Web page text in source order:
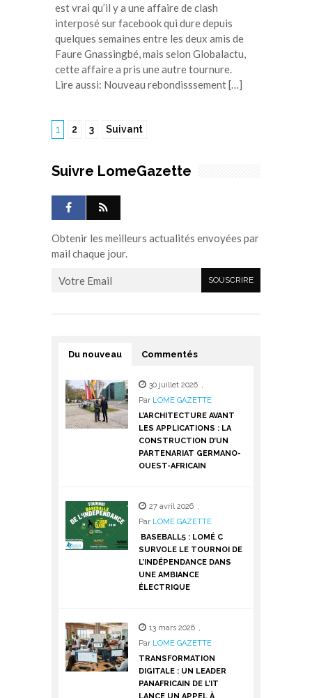
est vrai qu’il y a une affaire de clash
interposé sur facebook qui dure depuis
quelques semaines entre les deux amis de
Faure Gnassingbé, mais selon Globalactu,
cette affaire a pris une autre tournure.
Lire aussi: Nouveau rebondisssement […]
1 2 3 Suivant
Suivre LomeGazette
Obtenir les meilleurs actualités envoyées par
mail chaque jour.
Du nouveau Commentés
30 juillet 2026 ,
Par LOME GAZETTE
L’ARCHITECTURE AVANT
LES APPLICATIONS : LA
CONSTRUCTION D’UN
PARTENARIAT GERMANO-
OUEST-AFRICAIN
27 avril 2026 ,
Par LOME GAZETTE
BASEBALL5 : LOMÉ C
SURVOLE LE TOURNOI DE
L’INDÉPENDANCE DANS
UNE AMBIANCE
ÉLECTRIQUE
13 mars 2026 ,
Par LOME GAZETTE
TRANSFORMATION
DIGITALE : UN LEADER
PANAFRICAIN DE L’IT